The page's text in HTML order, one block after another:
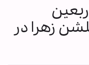
زهرا در